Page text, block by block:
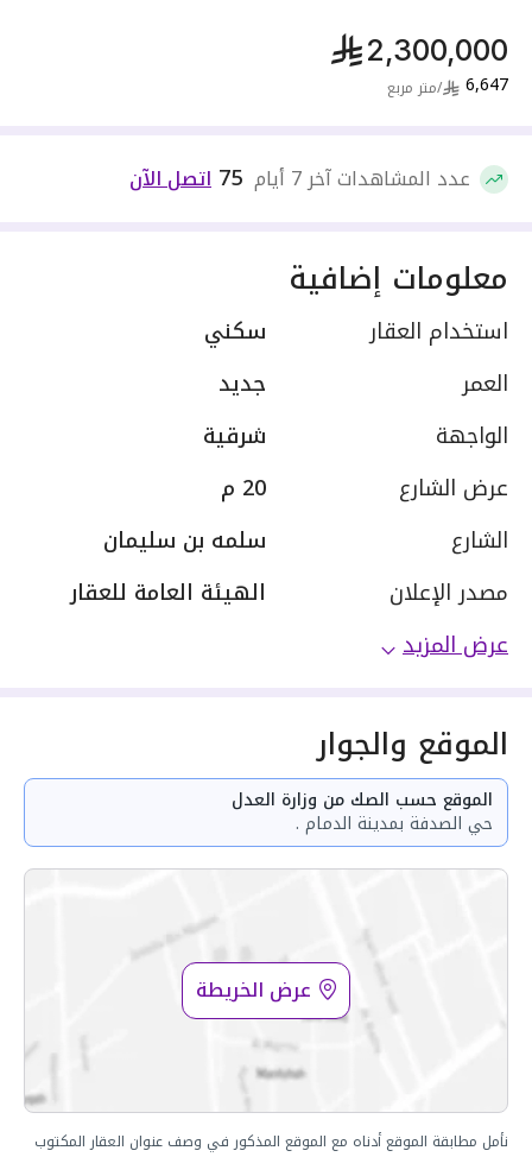
2,300,000
6,647
/متر مربع
عدد المشاهدات آخر 7 أيام 75 اتصل الآن
معلومات إضافية
استخدام العقار
سكني
العمر
جديد
الواجهة
شرقية
عرض الشارع
20 م
الشارع
سلمه بن سليمان
مصدر الإعلان
الهيئة العامة للعقار
عرض المزيد
الموقع والجوار
الموقع حسب الصك من وزارة العدل
حي الصدفة بمدينة الدمام .
عرض الخريطة
نأمل مطابقة الموقع أدناه مع الموقع المذكور في وصف عنوان العقار المكتوب